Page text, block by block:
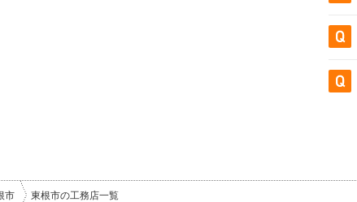
市 東根市の工務店一覧